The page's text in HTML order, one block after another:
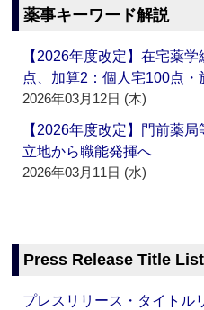
薬事キーワード解説
【2026年度改定】在宅薬
点、加算2：個人宅100点
2026年03月12日 (木)
【2026年度改定】門前薬
立地から職能発揮へ
2026年03月11日 (水)
Press Release Title List
プレスリリース・タイト